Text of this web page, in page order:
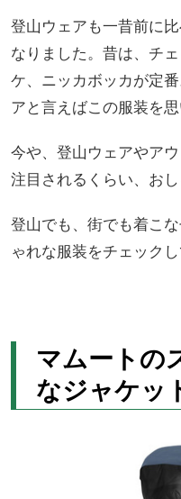
登山ウェアも一昔前に
なりました。昔は、チ
ケ、ニッカボッカが定
アと言えばこの服装を
今や、登山ウェアやア
注目されるくらい、お
登山でも、街でも着こ
ゃれな服装をチェックし
マムートの
なジャケッ